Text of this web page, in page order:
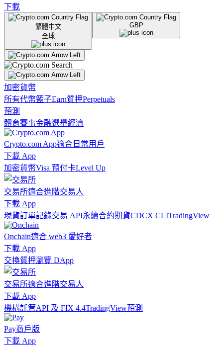
下載
繁體中文
全球
GBP
加密貨幣
所有代幣籃子Earn質押Perpetuals
預測
體育賽事金融選舉經濟
Crypto.com App適合日常用戶
下載 App
加密貨幣Visa 預付卡Level Up
交易所適合進階交易人
下載 App
現貨訂單記錄交易 API永續合約期貨CDCX CLITradingView
Onchain適合 web3 愛好者
下載 App
交換質押瀏覽 DApp
交易所適合進階交易人
下載 App
機構託管API 及 FIX 4.4TradingView預測
Pay商戶版
下載 App